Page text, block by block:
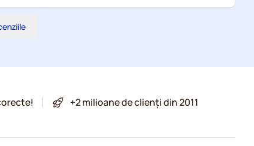
+2 milioane de clienți din 2011